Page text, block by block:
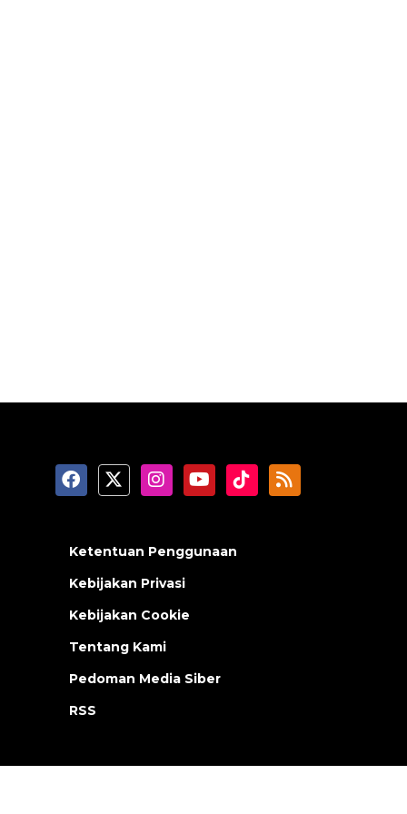
Ketentuan Penggunaan
Kebijakan Privasi
Kebijakan Cookie
Tentang Kami
Pedoman Media Siber
RSS